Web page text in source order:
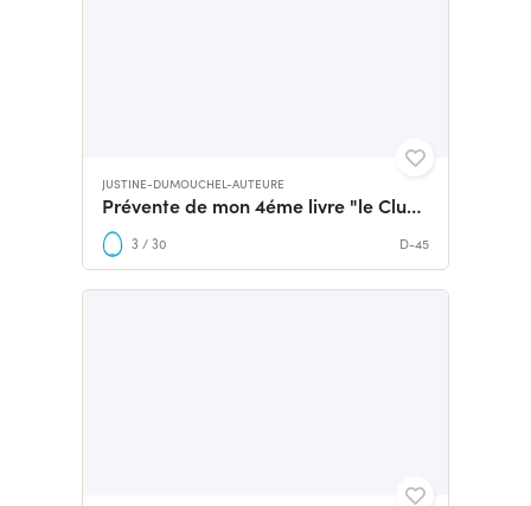
JUSTINE-DUMOUCHEL-AUTEURE
Prévente de mon 4éme livre "le Club de tricot de mémé Lulu"
3 / 30 D-45